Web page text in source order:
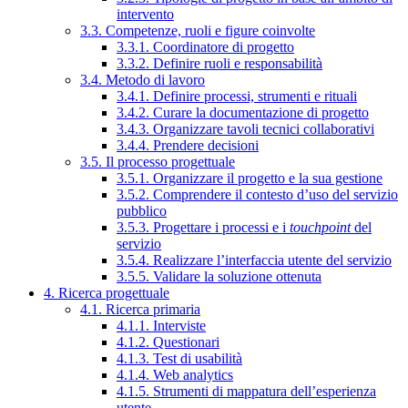
intervento
3.3. Competenze, ruoli e figure coinvolte
3.3.1. Coordinatore di progetto
3.3.2. Definire ruoli e responsabilità
3.4. Metodo di lavoro
3.4.1. Definire processi, strumenti e rituali
3.4.2. Curare la documentazione di progetto
3.4.3. Organizzare tavoli tecnici collaborativi
3.4.4. Prendere decisioni
3.5. Il processo progettuale
3.5.1. Organizzare il progetto e la sua gestione
3.5.2. Comprendere il contesto d’uso del servizio
pubblico
3.5.3. Progettare i processi e i touchpointdel
servizio
3.5.4. Realizzare l’interfaccia utente del servizio
3.5.5. Validare la soluzione ottenuta
4. Ricerca progettuale
4.1. Ricerca primaria
4.1.1. Interviste
4.1.2. Questionari
4.1.3. Test di usabilità
4.1.4. Web analytics
4.1.5. Strumenti di mappatura dell’esperienza